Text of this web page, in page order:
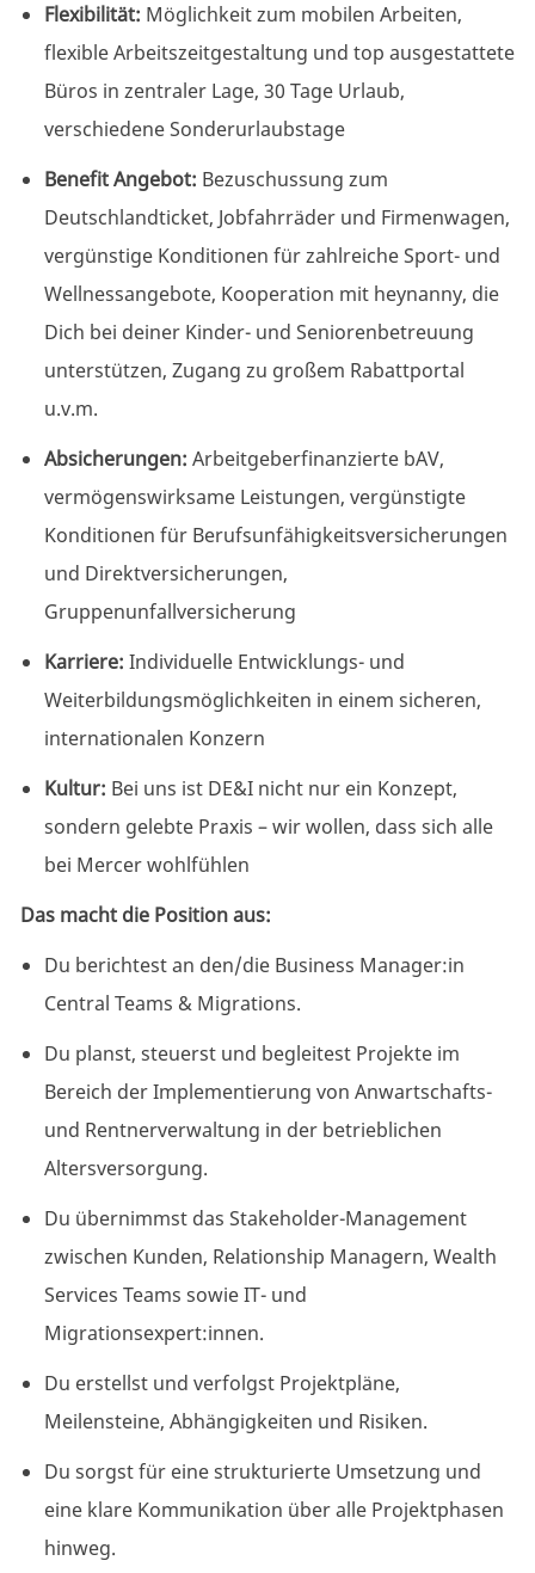
Flexibilität: Möglichkeit zum mobilen Arbeiten,
flexible Arbeitszeitgestaltung und top ausgestattete
Büros in zentraler Lage, 30 Tage Urlaub,
verschiedene Sonderurlaubstage
Benefit Angebot: Bezuschussung zum
Deutschlandticket, Jobfahrräder und Firmenwagen,
vergünstige Konditionen für zahlreiche Sport- und
Wellnessangebote, Kooperation mit heynanny, die
Dich bei deiner Kinder- und Seniorenbetreuung
unterstützen, Zugang zu großem Rabattportal
u.v.m.
Absicherungen: Arbeitgeberfinanzierte bAV,
vermögenswirksame Leistungen, vergünstigte
Konditionen für Berufsunfähigkeitsversicherungen
und Direktversicherungen,
Gruppenunfallversicherung
Karriere: Individuelle Entwicklungs- und
Weiterbildungsmöglichkeiten in einem sicheren,
internationalen Konzern
Kultur: Bei uns ist DE&I nicht nur ein Konzept,
sondern gelebte Praxis – wir wollen, dass sich alle
bei Mercer wohlfühlen
Das macht die Position aus:
Du berichtest an den/die Business Manager:in
Central Teams & Migrations.
Du planst, steuerst und begleitest Projekte im
Bereich der Implementierung von Anwartschafts-
und Rentnerverwaltung in der betrieblichen
Altersversorgung.
Du übernimmst das Stakeholder-Management
zwischen Kunden, Relationship Managern, Wealth
Services Teams sowie IT- und
Migrationsexpert:innen.
Du erstellst und verfolgst Projektpläne,
Meilensteine, Abhängigkeiten und Risiken.
Du sorgst für eine strukturierte Umsetzung und
eine klare Kommunikation über alle Projektphasen
hinweg.